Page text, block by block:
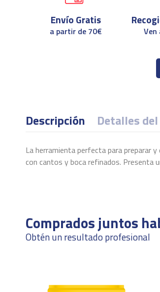
Envío Gratis
a partir de 70€
Descripción Detalles
La herramienta perfecta para preparar
con cantos y boca refinados. Presenta
Comprados juntos
Obtén un resultado profesional